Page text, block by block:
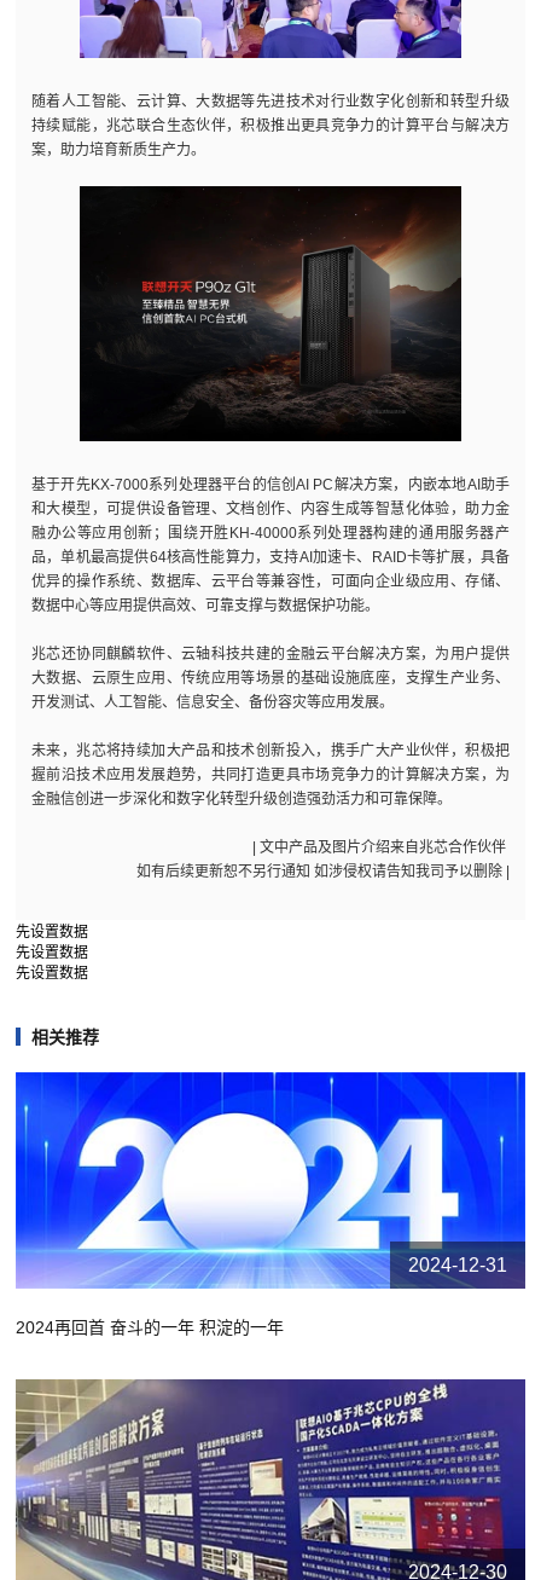
随着人工智能、云计算、大数据等先进技术对行业数字化创新和转型升级
持续赋能，兆芯联合生态伙伴，积极推出更具竞争力的计算平台与解决方
案，助力培育新质生产力。
基于开先KX-7000系列处理器平台的信创AI PC解决方案，内嵌本地AI助手
和大模型，可提供设备管理、文档创作、内容生成等智慧化体验，助力金
融办公等应用创新；围绕开胜KH-40000系列处理器构建的通用服务器产
品，单机最高提供64核高性能算力，支持AI加速卡、RAID卡等扩展，具备
优异的操作系统、数据库、云平台等兼容性，可面向企业级应用、存储、
数据中心等应用提供高效、可靠支撑与数据保护功能。
兆芯还协同麒麟软件、云轴科技共建的金融云平台解决方案，为用户提供
大数据、云原生应用、传统应用等场景的基础设施底座，支撑生产业务、
开发测试、人工智能、信息安全、备份容灾等应用发展。
未来，兆芯将持续加大产品和技术创新投入，携手广大产业伙伴，积极把
握前沿技术应用发展趋势，共同打造更具市场竞争力的计算解决方案，为
金融信创进一步深化和数字化转型升级创造强劲活力和可靠保障。
| 文中产品及图片介绍来自兆芯合作伙伴
如有后续更新恕不另行通知 如涉侵权请告知我司予以删除 |
先设置数据
先设置数据
先设置数据
相关推荐
2024-12-31
2024再回首 奋斗的一年 积淀的一年
2024-12-30